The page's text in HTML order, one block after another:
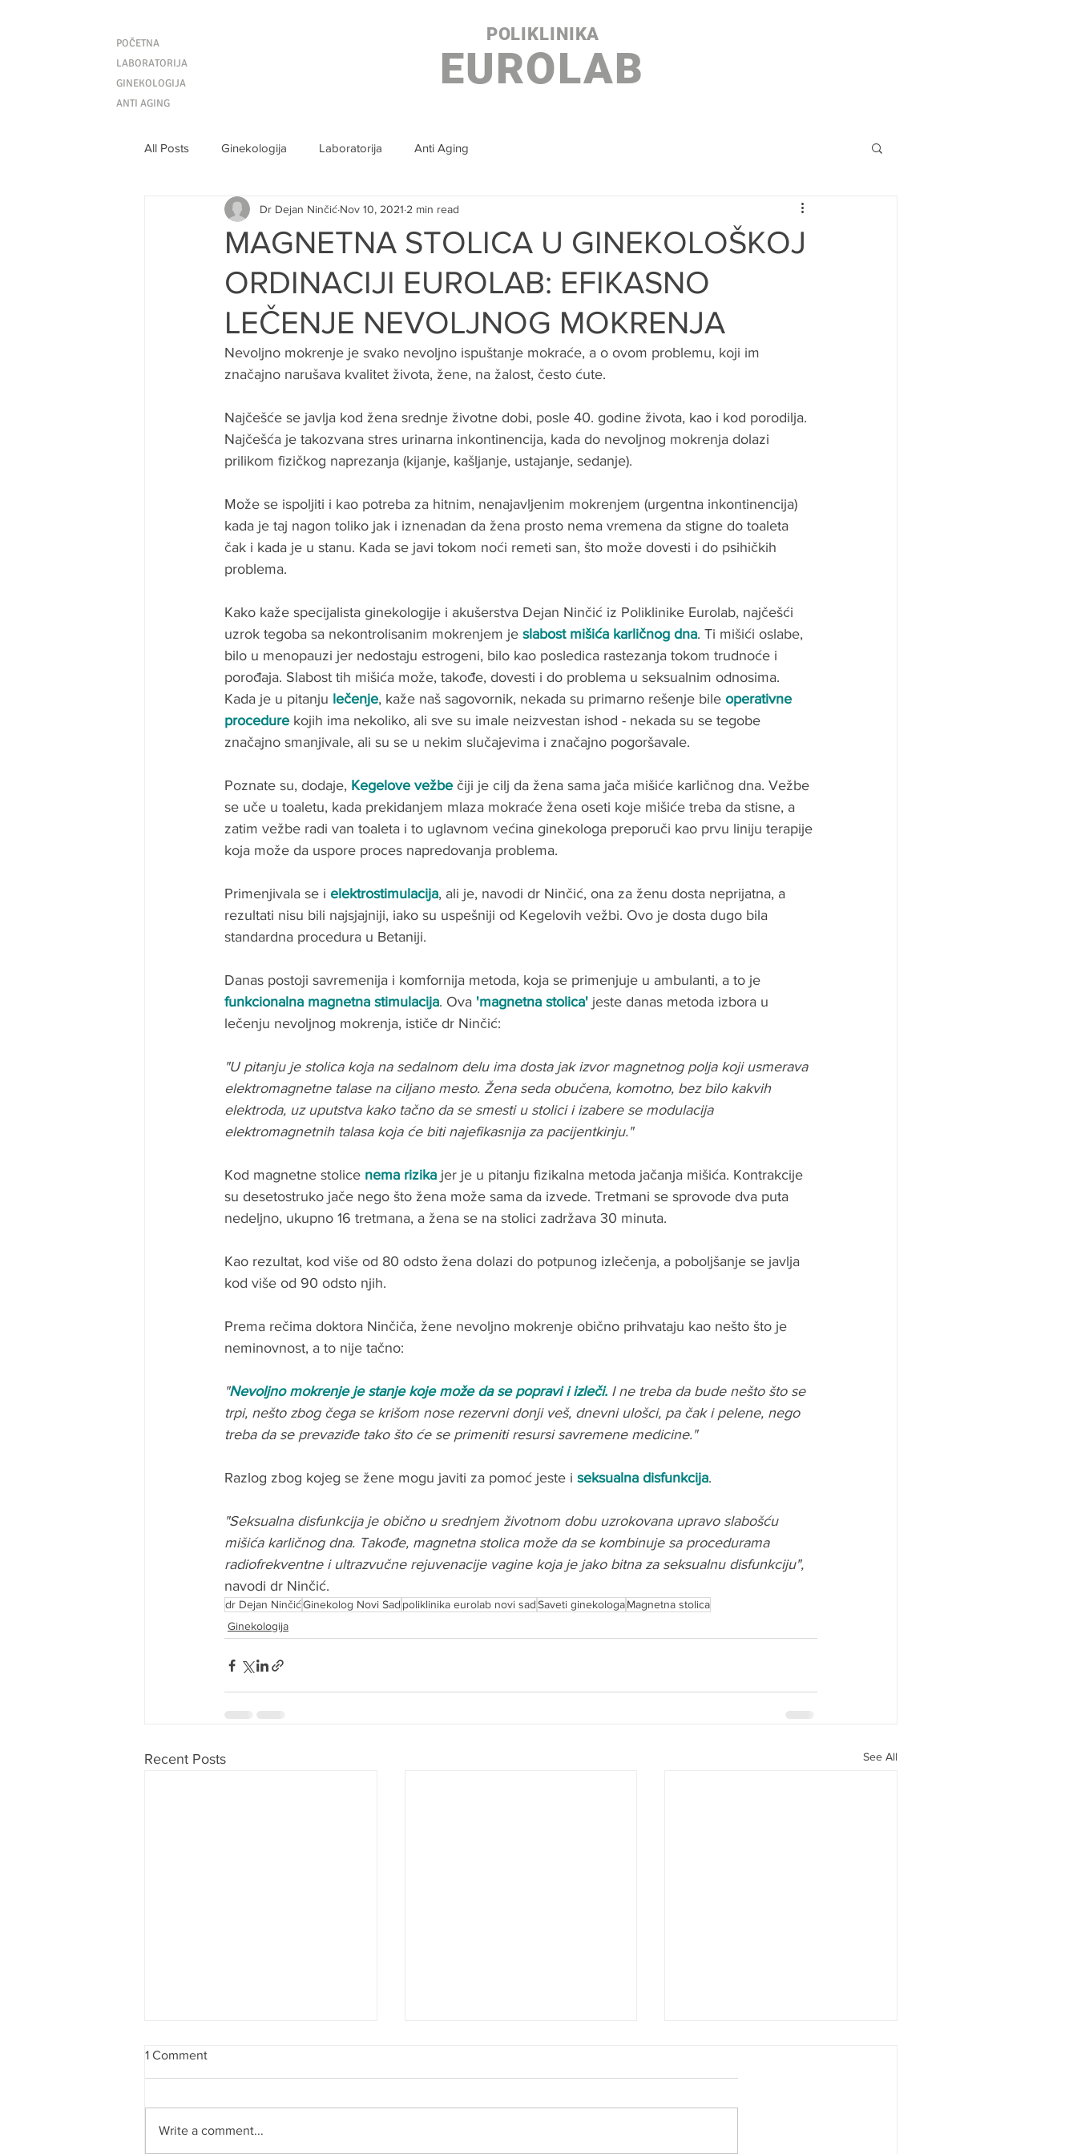
POČETNA
LABORATORIJA
GINEKOLOGIJA
ANTI AGING
POLIKLINIKA
EUROLAB
All Posts Ginekologija Laboratorija Anti Aging
MAGNETNA STOLICA U GINEKOLOŠKOJ
ORDINACIJI EUROLAB: EFIKASNO
LEČENJE NEVOLJNOG MOKRENJA
Dr Dejan Ninčić Nov 10, 2021 2 min read
Nevoljno mokrenje je svako nevoljno ispuštanje mokraće, a o ovom problemu, koji im
značajno narušava kvalitet života, žene, na žalost, često ćute.
Najčešće se javlja kod žena srednje životne dobi, posle 40. godine života, kao i kod porodilja.
Najčešća je takozvana stres urinarna inkontinencija, kada do nevoljnog mokrenja dolazi
prilikom fizičkog naprezanja (kijanje, kašljanje, ustajanje, sedanje).
Može se ispoljiti i kao potreba za hitnim, nenajavljenim mokrenjem (urgentna inkontinencija)
kada je taj nagon toliko jak i iznenadan da žena prosto nema vremena da stigne do toaleta
čak i kada je u stanu. Kada se javi tokom noći remeti san, što može dovesti i do psihičkih
problema.
Kako kaže specijalista ginekologije i akušerstva Dejan Ninčić iz Poliklinike Eurolab, najčešći
uzrok tegoba sa nekontrolisanim mokrenjem je slabost mišića karličnog dna. Ti mišići oslabe,
bilo u menopauzi jer nedostaju estrogeni, bilo kao posledica rastezanja tokom trudnoće i
porođaja. Slabost tih mišića može, takođe, dovesti i do problema u seksualnim odnosima.
Kada je u pitanju lečenje, kaže naš sagovornik, nekada su primarno rešenje bile operativne
procedure kojih ima nekoliko, ali sve su imale neizvestan ishod - nekada su se tegobe
značajno smanjivale, ali su se u nekim slučajevima i značajno pogoršavale.
Poznate su, dodaje, Kegelove vežbe čiji je cilj da žena sama jača mišiće karličnog dna. Vežbe
se uče u toaletu, kada prekidanjem mlaza mokraće žena oseti koje mišiće treba da stisne, a
zatim vežbe radi van toaleta i to uglavnom većina ginekologa preporuči kao prvu liniju terapije
koja može da uspore proces napredovanja problema.
Primenjivala se i elektrostimulacija, ali je, navodi dr Ninčić, ona za ženu dosta neprijatna, a
rezultati nisu bili najsjajniji, iako su uspešniji od Kegelovih vežbi. Ovo je dosta dugo bila
standardna procedura u Betaniji.
Danas postoji savremenija i komfornija metoda, koja se primenjuje u ambulanti, a to je
funkcionalna magnetna stimulacija. Ova 'magnetna stolica' jeste danas metoda izbora u
lečenju nevoljnog mokrenja, ističe dr Ninčić:
"U pitanju je stolica koja na sedalnom delu ima dosta jak izvor magnetnog polja koji usmerava
elektromagnetne talase na ciljano mesto. Žena seda obučena, komotno, bez bilo kakvih
elektroda, uz uputstva kako tačno da se smesti u stolici i izabere se modulacija
elektromagnetnih talasa koja će biti najefikasnija za pacijentkinju."
Kod magnetne stolice nema rizika jer je u pitanju fizikalna metoda jačanja mišića. Kontrakcije
su desetostruko jače nego što žena može sama da izvede. Tretmani se sprovode dva puta
nedeljno, ukupno 16 tretmana, a žena se na stolici zadržava 30 minuta.
Kao rezultat, kod više od 80 odsto žena dolazi do potpunog izlečenja, a poboljšanje se javlja
kod više od 90 odsto njih.
Prema rečima doktora Ninčiča, žene nevoljno mokrenje obično prihvataju kao nešto što je
neminovnost, a to nije tačno:
"Nevoljno mokrenje je stanje koje može da se popravi i izleči. I ne treba da bude nešto što se
trpi, nešto zbog čega se krišom nose rezervni donji veš, dnevni ulošci, pa čak i pelene, nego
treba da se prevaziđe tako što će se primeniti resursi savremene medicine."
Razlog zbog kojeg se žene mogu javiti za pomoć jeste i seksualna disfunkcija.
"Seksualna disfunkcija je obično u srednjem životnom dobu uzrokovana upravo slabošću
mišića karličnog dna. Takođe, magnetna stolica može da se kombinuje sa procedurama
radiofrekventne i ultrazvučne rejuvenacije vagine koja je jako bitna za seksualnu disfunkciju",
navodi dr Ninčić.
dr Dejan NinčićGinekolog Novi Sad poliklinika eurolab novi sadSaveti ginekologaMagnetna stolica
Ginekologija
Recent Posts See All
1 Comment
Write a comment...